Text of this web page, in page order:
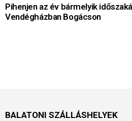
Pihenjen az év bármelyik
Vendégházban Bogácson
BALATONI SZÁLLÁSHELYEK